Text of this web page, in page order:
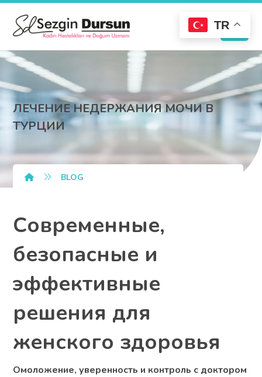
ЛЕЧЕНИЕ НЕДЕРЖАНИЯ МОЧИ В
ТУРЦИИ
BLOG
Современные,
безопасные и
эффективные
решения для
женского здоровья
Омоложение, уверенность и контроль с доктором
TR